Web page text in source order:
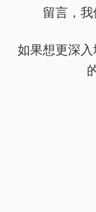
留言，我
如果想更深